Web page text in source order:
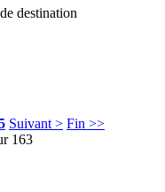
destination
Suivant > Fin >>
163